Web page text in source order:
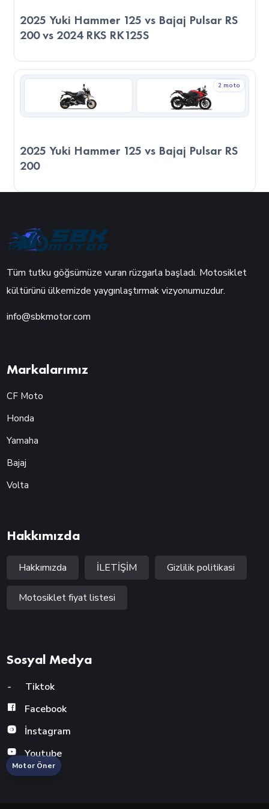
2025 Yuki Hammer 125 vs Bajaj Pulsar RS
200 vs 2024 RKS RK125S
2 moto
2025 Yuki Hammer 125 vs Bajaj Pulsar RS
200
Tüm tutku göğsümüze vuran rüzgarla başladı. Motosiklet
kültürünü ülkemizde yaygınlaştırmak vizyonumuzdur.
info@sbkmotor.com
Markalarımız
CF Moto
Honda
Yamaha
Bajaj
Volta
Hakkımızda
Hakkımızda İLETİŞİM Gizlilik politikasi
Motosiklet fiyat listesi
Sosyal Medya
-
Tiktok
Facebook
İnstagram
Youtube
Motor Öner